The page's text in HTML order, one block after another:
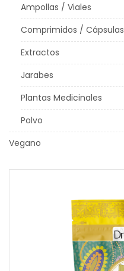
Ampollas / Viales
Comprimidos / Cápsulas
Extractos
Jarabes
Plantas Medicinales
Polvo
Vegano